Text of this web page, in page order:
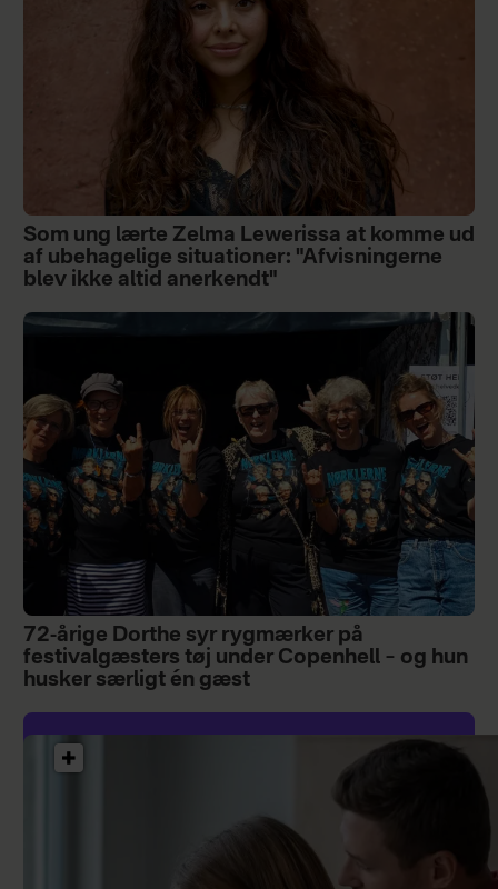
Som ung lærte Zelma Lewerissa at komme ud
af ubehagelige situationer: "Afvisningerne
blev ikke altid anerkendt"
72-årige Dorthe syr rygmærker på
festivalgæsters tøj under Copenhell – og hun
husker særligt én gæst